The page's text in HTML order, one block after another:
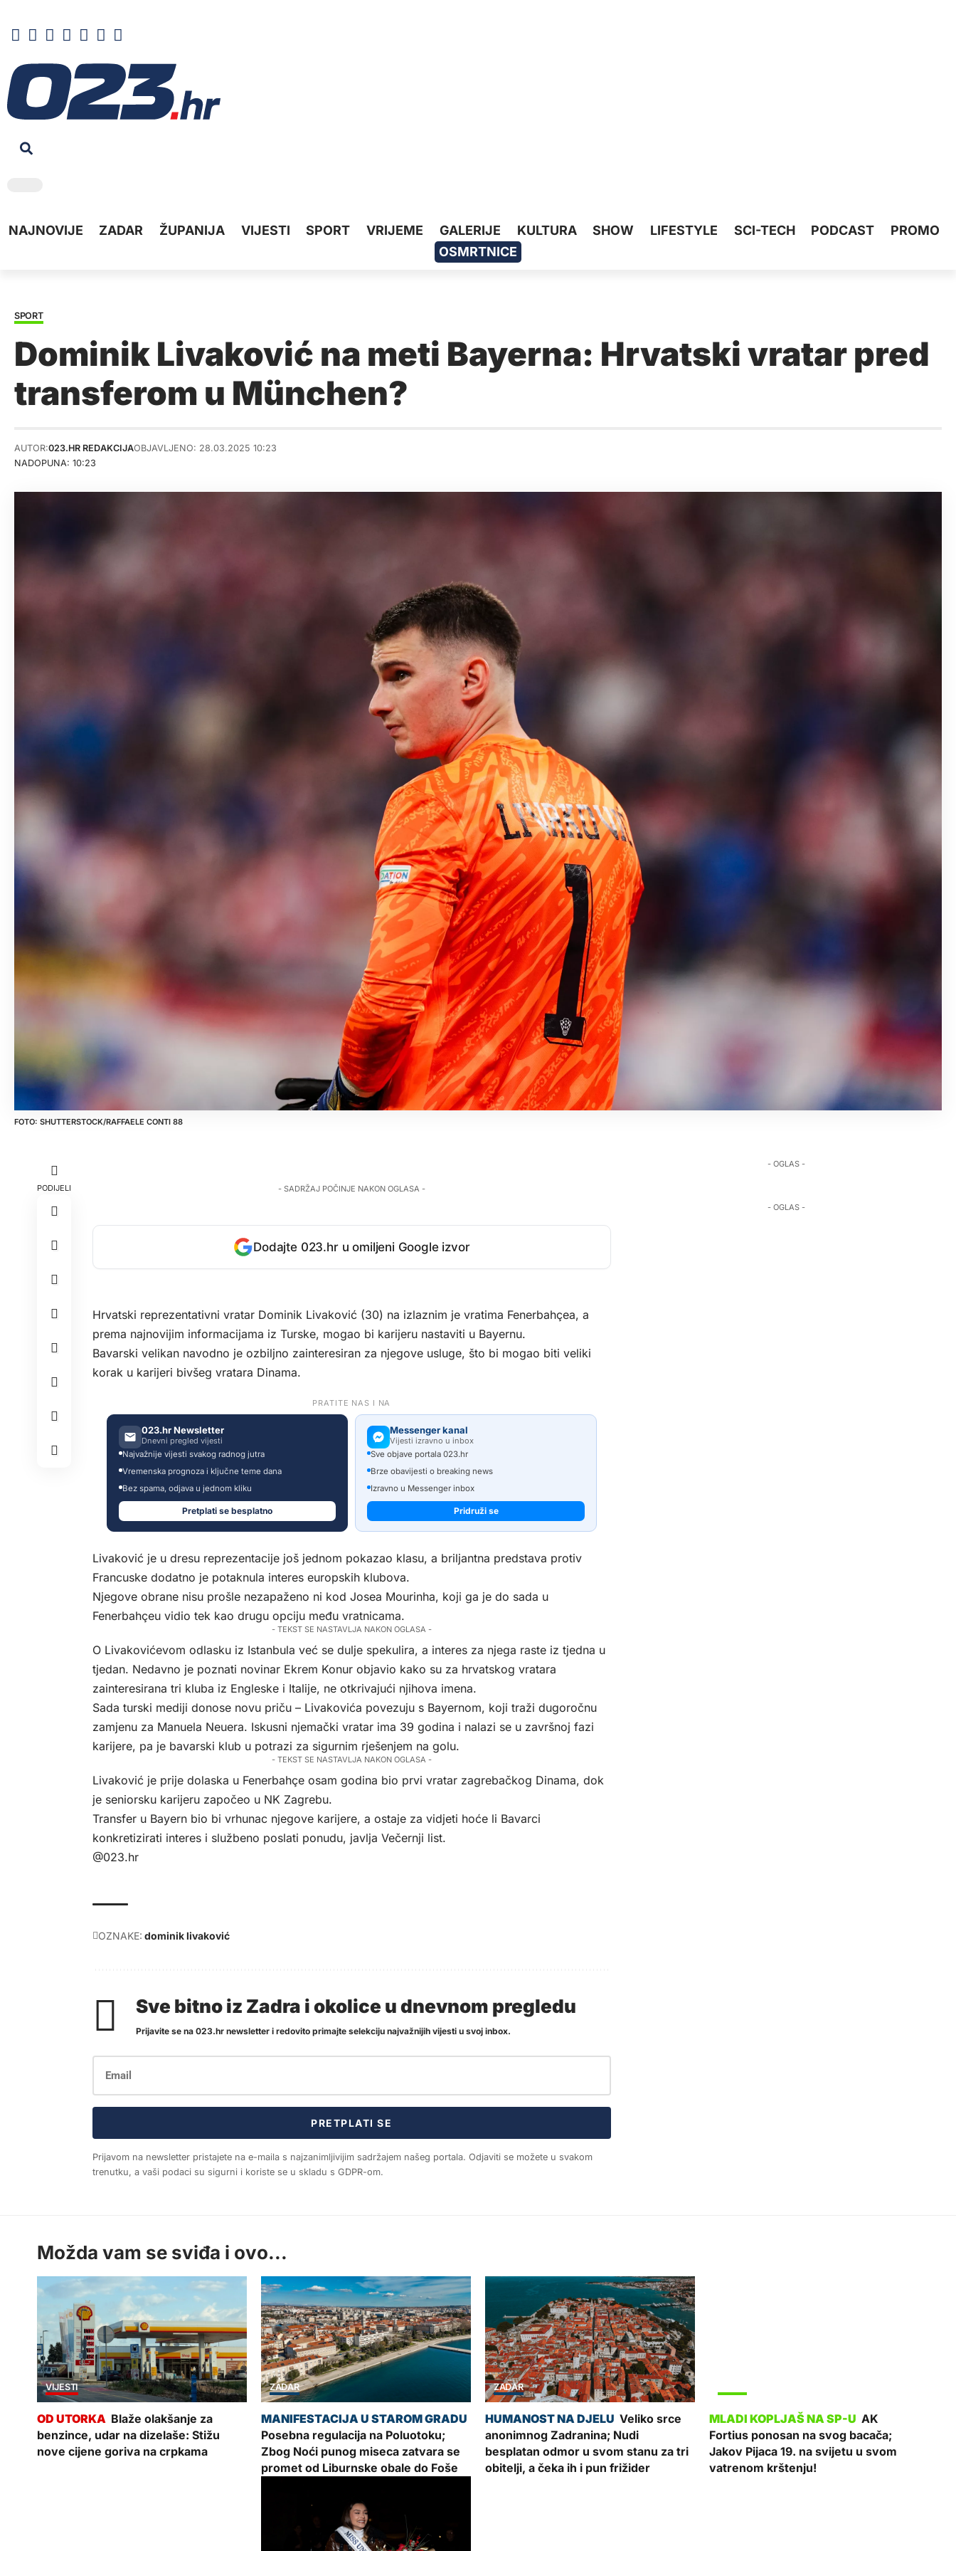
NAJNOVIJE ZADAR ŽUPANIJA VIJESTI SPORT VRIJEME GALERIJE KULTURA SHOW LIFESTYLE SCI-TECH PODCAST
PROMO
OSMRTNICE
SPORT
Dominik Livaković na meti Bayerna: Hrvatski vratar pred
transferom u München?
NADOPUNA: 10:23
AUTOR:023.HR REDAKCIJAOBJAVLJENO: 28.03.2025 10:23
SHUTTERSTOCK/RAFFAELE CONTI 88
PODIJELI - SADRŽAJ POČINJE NAKON OGLASA -
Dodajte 023.hr u omiljeni Google izvor
Hrvatski reprezentativni vratar Dominik Livaković (30) na izlaznim je vratima Fenerbahçea, a
prema najnovijim informacijama iz Turske, mogao bi karijeru nastaviti u Bayernu.
Bavarski velikan navodno je ozbiljno zainteresiran za njegove usluge, što bi mogao biti veliki
korak u karijeri bivšeg vratara Dinama.
PRATITE NAS I NA
023.hr Newsletter
Dnevni pregled vijesti
Najvažnije vijesti svakog radnog jutra
Vremenska prognoza i ključne teme dana
Bez spama, odjava u jednom kliku
Pretplati se besplatno
Messenger kanal
Vijesti izravno u inbox
Sve objave portala 023.hr
Brze obavijesti o breaking news
Izravno u Messenger inbox
Pridruži se
Livaković je u dresu reprezentacije još jednom pokazao klasu, a briljantna predstava protiv
Francuske dodatno je potaknula interes europskih klubova.
Njegove obrane nisu prošle nezapaženo ni kod Josea Mourinha, koji ga je do sada u
Fenerbahçeu vidio tek kao drugu opciju među vratnicama.
- TEKST SE NASTAVLJA NAKON OGLASA -
O Livakovićevom odlasku iz Istanbula već se dulje spekulira, a interes za njega raste iz tjedna u
tjedan. Nedavno je poznati novinar Ekrem Konur objavio kako su za hrvatskog vratara
zainteresirana tri kluba iz Engleske i Italije, ne otkrivajući njihova imena.
Sada turski mediji donose novu priču – Livakovića povezuju s Bayernom, koji traži dugoročnu
zamjenu za Manuela Neuera. Iskusni njemački vratar ima 39 godina i nalazi se u završnoj fazi
karijere, pa je bavarski klub u potrazi za sigurnim rješenjem na golu.
- TEKST SE NASTAVLJA NAKON OGLASA -
Livaković je prije dolaska u Fenerbahçe osam godina bio prvi vratar zagrebačkog Dinama, dok
je seniorsku karijeru započeo u NK Zagrebu.
Transfer u Bayern bio bi vrhunac njegove karijere, a ostaje za vidjeti hoće li Bavarci
konkretizirati interes i službeno poslati ponudu, javlja Večernji list.
@023.hr
OZNAKE: dominik livaković
Sve bitno iz Zadra i okolice u dnevnom pregledu
Prijavite se na 023.hr newsletter i redovito primajte selekciju najvažnijih vijesti u svoj inbox.
PRETPLATI SE
Prijavom na newsletter pristajete na e-maila s najzanimljivijim sadržajem našeg portala. Odjaviti se možete u svakom
trenutku, a vaši podaci su sigurni i koriste se u skladu s GDPR-om.
- OGLAS -
- OGLAS -
Možda vam se sviđa i ovo...
VIJESTI
Blaže olakšanje za
benzince, udar na dizelaše: Stižu
nove cijene goriva na crpkama
ZADAR
Posebna regulacija na Poluotoku;
Zbog Noći punog miseca zatvara se
promet od Liburnske obale do Foše
ZADAR
Veliko srce
anonimnog Zadranina; Nudi
besplatan odmor u svom stanu za tri
obitelji, a čeka ih i pun frižider
AK
Fortius ponosan na svog bacača;
Jakov Pijaca 19. na svijetu u svom
vatrenom krštenju!